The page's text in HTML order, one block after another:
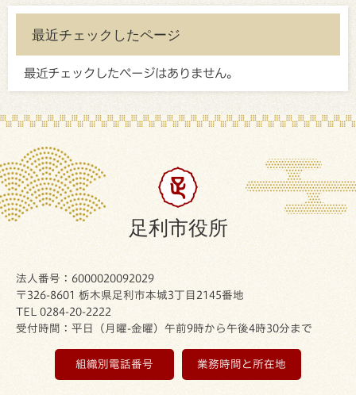
最近チェックしたページ
最近チェックしたページはありません。
足利市役所
法人番号：6000020092029
〒326-8601 栃木県足利市本城3丁目2145番地
TEL 0284-20-2222
受付時間：平日（月曜-金曜）午前9時から午後4時30分まで
組織別電話番号 業務時間と所在地